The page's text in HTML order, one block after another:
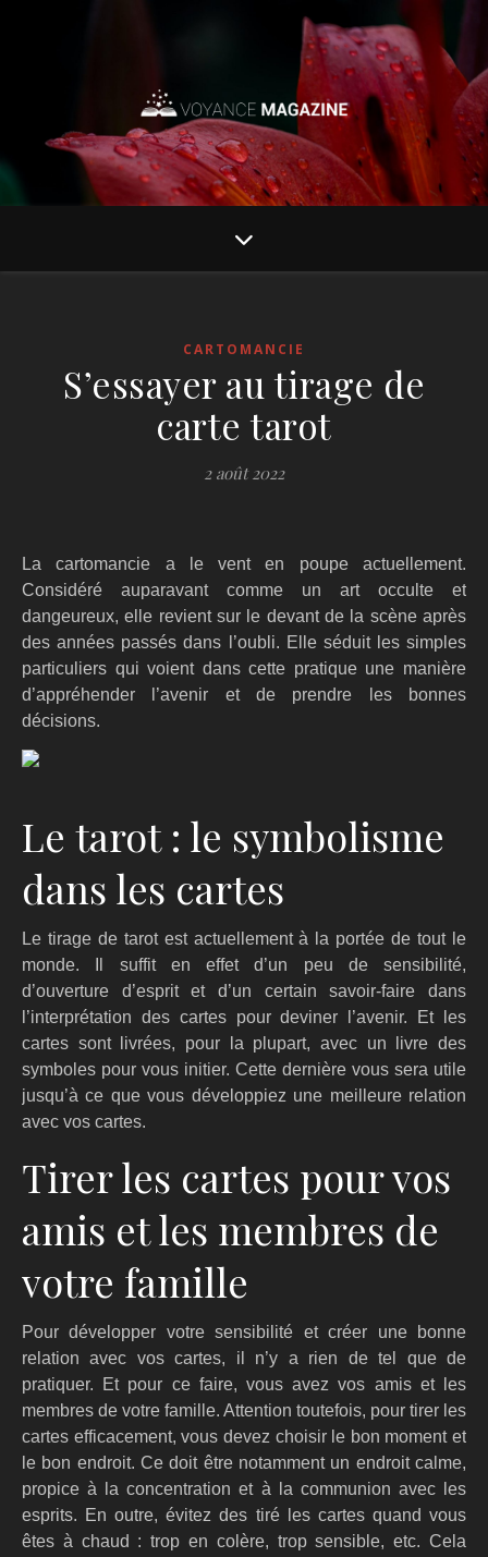
CARTOMANCIE
S’essayer au tirage de
carte tarot
2 août 2022
La cartomancie a le vent en poupe actuellement.
Considéré auparavant comme un art occulte et
dangeureux, elle revient sur le devant de la scène après
des années passés dans l’oubli. Elle séduit les simples
particuliers qui voient dans cette pratique une manière
d’appréhender l’avenir et de prendre les bonnes
décisions.
Le tarot : le symbolisme
dans les cartes
Le tirage de tarot est actuellement à la portée de tout le
monde. Il suffit en effet d’un peu de sensibilité,
d’ouverture d’esprit et d’un certain savoir-faire dans
l’interprétation des cartes pour deviner l’avenir. Et les
cartes sont livrées, pour la plupart, avec un livre des
symboles pour vous initier. Cette dernière vous sera utile
jusqu’à ce que vous développiez une meilleure relation
avec vos cartes.
Tirer les cartes pour vos
amis et les membres de
votre famille
Pour développer votre sensibilité et créer une bonne
relation avec vos cartes, il n’y a rien de tel que de
pratiquer. Et pour ce faire, vous avez vos amis et les
membres de votre famille. Attention toutefois, pour tirer les
cartes efficacement, vous devez choisir le bon moment et
le bon endroit. Ce doit être notamment un endroit calme,
propice à la concentration et à la communion avec les
esprits. En outre, évitez des tiré les cartes quand vous
êtes à chaud : trop en colère, trop sensible, etc. Cela